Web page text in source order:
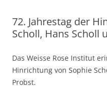
72. Jahrestag der
Scholl, Hans Scholl
Das Weisse Rose Institut
Hinrichtung von Sophie
Probst.